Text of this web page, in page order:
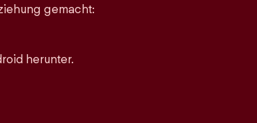
gemacht:
herunter.